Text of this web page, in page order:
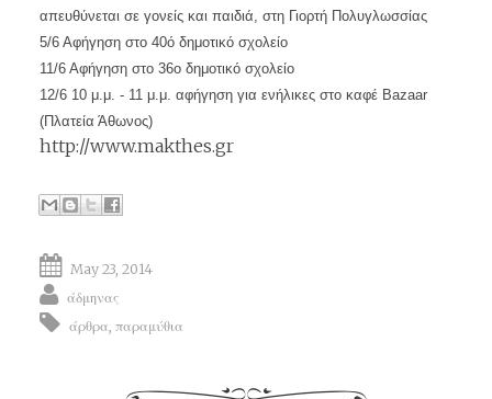
απευθύνεται σε γονείς και παιδιά, στη Γιορτή Πολυγλωσσίας
5/6 Αφήγηση στο 40ό δημοτικό σχολείο
11/6 Αφήγηση στο 36ο δημοτικό σχολείο
12/6 10 μ.μ. - 11 μ.μ. αφήγηση για ενήλικες στο καφέ Bazaar
(Πλατεία Άθωνος)
http://www.makthes.gr
May 23, 2014
άδμηνας
άρθρα, παραμύθια